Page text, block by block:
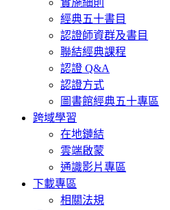
實施細則
經典五十書目
認證師資群及書目
聯結經典課程
認證 Q&A
認證方式
圖書館經典五十專區
跨域學習
在地鏈結
雲端啟蒙
通識影片專區
下載專區
相關法規